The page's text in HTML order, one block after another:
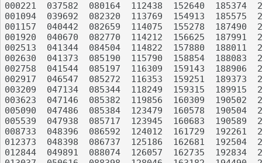
000221	037582	080164	112438	152640	185374	223123	260796	311405	349016
001094	039692	082320	113769	154913	185575	225308	261081	312341	349390
001157	040442	082659	114075	155278	187490	226535	261370	312587	349529
001920	040670	082770	114212	156625	187991	227417	263362	312739	351196
002513	041344	084504	114822	157880	188011	227455	263394	313203	351441
002630	041373	085190	115790	158854	188083	227983	265467	313405	352306
002758	041544	085197	116309	159143	188906	229444	265943	313442	352324
002917	046547	085272	116353	159251	189373	229759	266144	313570	352764
003209	047134	085344	118249	159315	189915	230045	266529	314705	353249
003623	047146	085382	119856	160309	190502	230908	268054	314990	353514
005090	047486	085384	123479	160578	190504	231044	269140	315187	353897
005539	047938	085717	123945	160683	190589	232048	272269	318390	354913
008733	048396	086592	124012	161729	192261	232231	272341	319241	355379
012373	048398	086737	125186	162681	192504	233058	275779	319404	356860
012844	049891	088074	126057	162735	192834	233072	276853	319893	357213